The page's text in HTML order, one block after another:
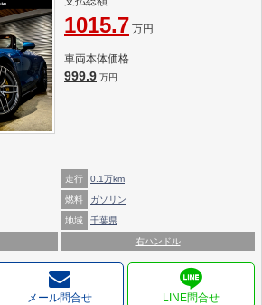
1015.7 万円
車両本体価格
999.9 万円
走行 0.1万km
燃料 ガソリン
地域 千葉県
右ハンドル
メール問合せ